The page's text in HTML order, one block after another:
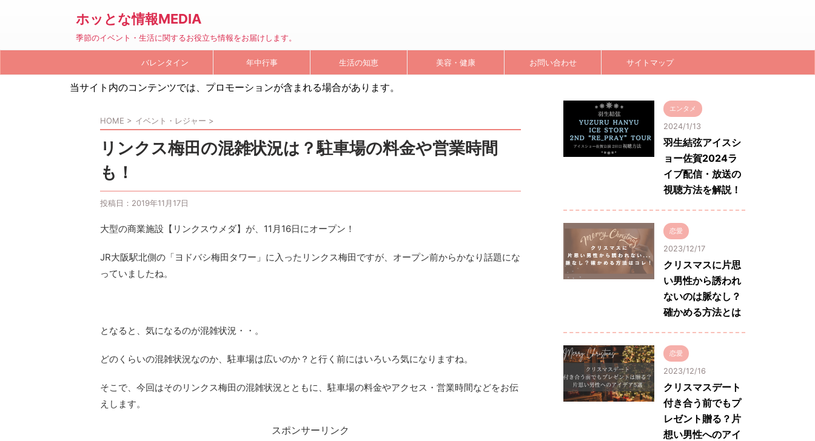
ホッとな情報MEDIA
季節のイベント・生活に関するお役立ち情報をお届けします。
バレンタイン 年中行事 生活の知恵 美容・健康 お問い合わせ サイトマップ
当サイト内のコンテンツでは、プロモーションが含まれる場合があります。
HOME > イベント・レジャー >
リンクス梅田の混雑状況は？駐車場の料金や営業時間
も！
投稿日： 2019年11月17日
大型の商業施設【リンクスウメダ】が、11月16日にオープン！
JR大阪駅北側の「ヨドバシ梅田タワー」に入ったリンクス梅田ですが、オープン前からかなり話題にな
っていましたね。
となると、気になるのが混雑状況・・。
どのくらいの混雑状況なのか、駐車場は広いのか？と行く前にはいろいろ気になりますね。
そこで、今回はそのリンクス梅田の混雑状況とともに、駐車場の料金やアクセス・営業時間などをお伝
えします。
スポンサーリンク
エンタメ
2024/1/13
羽生結弦アイスシ
ョー佐賀2024ラ
イブ配信・放送の
視聴方法を解説！
恋愛
2023/12/17
クリスマスに片思
い男性から誘われ
ないのは脈なし？
確かめる方法とは
恋愛
2023/12/16
クリスマスデート
付き合う前でもプ
レゼント贈る？片
想い男性へのアイ